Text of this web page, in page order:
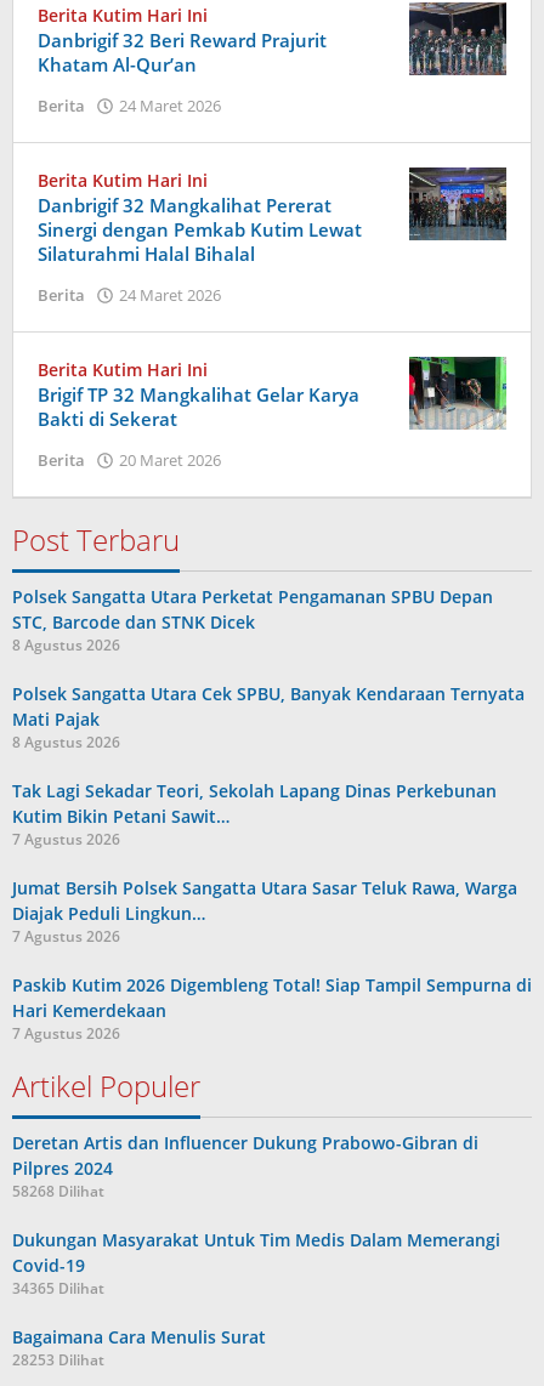
Berita Kutim Hari Ini
Danbrigif 32 Beri Reward Prajurit
Khatam Al-Qur’an
Berita 24 Maret 2026
Berita Kutim Hari Ini
Danbrigif 32 Mangkalihat Pererat
Sinergi dengan Pemkab Kutim Lewat
Silaturahmi Halal Bihalal
Berita 24 Maret 2026
Berita Kutim Hari Ini
Brigif TP 32 Mangkalihat Gelar Karya
Bakti di Sekerat
Berita 20 Maret 2026
Post Terbaru
Polsek Sangatta Utara Perketat Pengamanan SPBU Depan
STC, Barcode dan STNK Dicek
8 Agustus 2026
Polsek Sangatta Utara Cek SPBU, Banyak Kendaraan Ternyata
Mati Pajak
8 Agustus 2026
Tak Lagi Sekadar Teori, Sekolah Lapang Dinas Perkebunan
Kutim Bikin Petani Sawit…
7 Agustus 2026
Jumat Bersih Polsek Sangatta Utara Sasar Teluk Rawa, Warga
Diajak Peduli Lingkun…
7 Agustus 2026
Paskib Kutim 2026 Digembleng Total! Siap Tampil Sempurna di
Hari Kemerdekaan
7 Agustus 2026
Artikel Populer
Deretan Artis dan Influencer Dukung Prabowo-Gibran di
Pilpres 2024
58268 Dilihat
Dukungan Masyarakat Untuk Tim Medis Dalam Memerangi
Covid-19
34365 Dilihat
Bagaimana Cara Menulis Surat
28253 Dilihat